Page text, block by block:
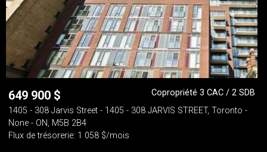
649 900 $
Copropriété 3 CAC / 2 SDB
1405 - 308 Jarvis Street - 1405 - 308 JARVIS STREET, Toronto -
None - ON, M5B 2B4
Flux de trésorerie: 1 058 $/mois